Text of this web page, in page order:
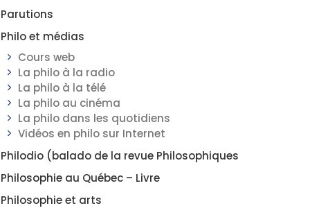
Parutions
Philo et médias
Cours web
La philo à la radio
La philo à la télé
La philo au cinéma
La philo dans les quotidiens
Vidéos en philo sur Internet
Philodio (balado de la revue Philosophiques
Philosophie au Québec – Livre
Philosophie et arts